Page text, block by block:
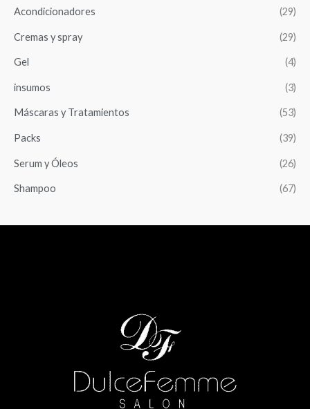
r
p
o
Acondicionadores (29)
Cremas y spray (29)
Gel (4)
insumos (3)
Máscaras y Tratamientos (53)
Packs (39)
Serum y Óleos (26)
Shampoo (67)